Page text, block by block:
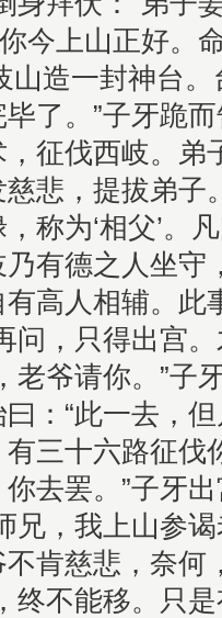
今上山正好。
山造一封神台。
了。”子牙跪
征伐西岐。弟
悲，提拔弟子
称为‘相父’。
有德之人坐守
高人相辅。此
问，只得出宫
老爷请你。”子
：“此一去，
三十六路征伐
去罢。”子牙
兄，我上山参
肯慈悲，奈何
终不能移。只